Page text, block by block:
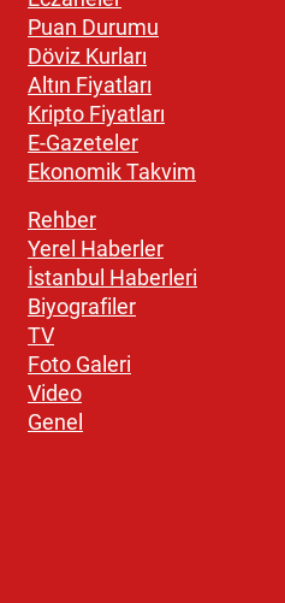
Puan Durumu
Döviz Kurları
Altın Fiyatları
Kripto Fiyatları
E-Gazeteler
Ekonomik Takvim
Rehber
Yerel Haberler
İstanbul Haberleri
Biyografiler
TV
Foto Galeri
Video
Genel